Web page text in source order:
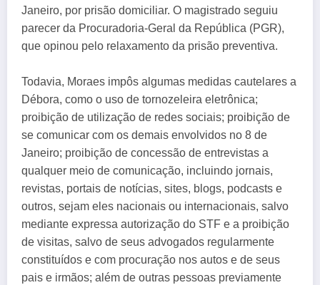
Janeiro, por prisão domiciliar. O magistrado seguiu
parecer da Procuradoria-Geral da República (PGR),
que opinou pelo relaxamento da prisão preventiva.
Todavia, Moraes impôs algumas medidas cautelares a
Débora, como o uso de tornozeleira eletrônica;
proibição de utilização de redes sociais; proibição de
se comunicar com os demais envolvidos no 8 de
Janeiro; proibição de concessão de entrevistas a
qualquer meio de comunicação, incluindo jornais,
revistas, portais de notícias, sites, blogs, podcasts e
outros, sejam eles nacionais ou internacionais, salvo
mediante expressa autorização do STF e a proibição
de visitas, salvo de seus advogados regularmente
constituídos e com procuração nos autos e de seus
pais e irmãos; além de outras pessoas previamente